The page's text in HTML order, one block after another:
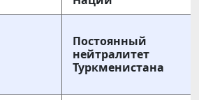
Постоянный
нейтралитет
Туркменистана